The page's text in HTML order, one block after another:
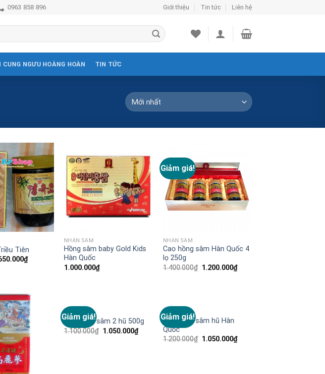
0963 858 896 Giới thiệu Tin tức Liên hệ
CUNG NGƯU HOÀNG HOÀN TIN TỨC
Add to
Wishlist
Tiên
₫
Add to
Wishlist
NHÂN SÂM
Hồng sâm baby Gold Kids
Hàn Quốc
1.000.000₫
Giảm giá!
Add to
Wishlist
NHÂN SÂM
Cao hồng sâm Hàn Quốc 4
lọ 250g
1.400.000₫ 1.200.000₫
Add to
Wishlist
Giảm giá!
Add to
Wishlist
NHÂN SÂM
Cao hồng sâm 2 hũ 500g
1.100.000₫ 1.050.000₫
Giảm giá!
Add to
NHÂN SÂM
Cao hồng sâm hũ Hàn
Quốc
1.200.000₫ 1.050.000₫